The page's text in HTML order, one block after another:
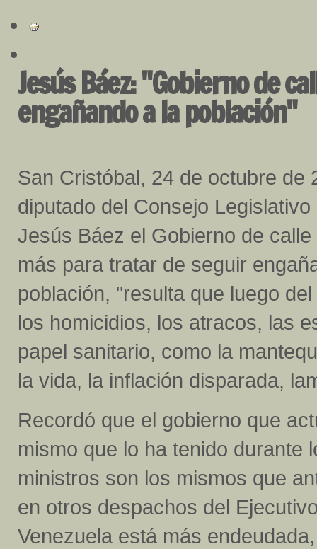
Jesús Báez: "Gobierno de
engañando a la población"
San Cristóbal, 24 de octubre de
diputado del Consejo
Jesús Báez el Gobierno de
más para tratar de seguir
población, "resulta que luego
los homicidios, los atracos, las
papel sanitario, como la
la vida, la inflación disparada,
Recordó que el gobierno que
mismo que lo ha tenido durante
ministros son los mismos que
en otros despachos del
Venezuela está más